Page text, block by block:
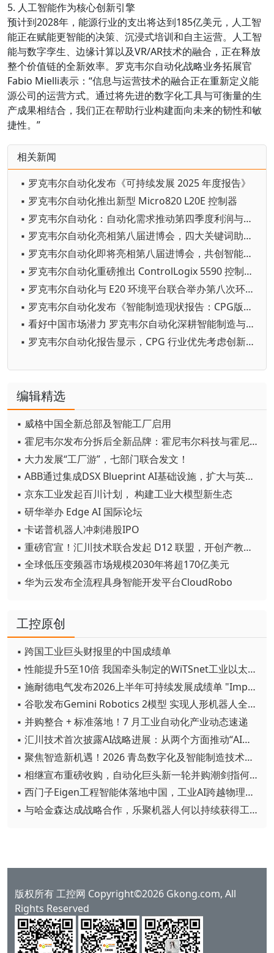
5. 人工智能作为核心创新引擎
预计到2028年，能源行业的支出将达到185亿美元，人工智
能正在赋能更智能的决策、沉浸式培训和自主运营。人工智
能与数字孪生、边缘计算以及VR/AR技术的融合，正在释放
整个价值链的全新效率。罗克韦尔自动化战略业务拓展官
Fabio Mielli表示：“信息与运营技术的融合正在重新定义能
源公司的运营方式。通过将先进的数字化工具与可衡量的生
产成果相结合，我们正在帮助行业构建面向未来的韧性和敏
捷性。”
相关新闻
▪ 罗克韦尔自动化发布《可持续发展 2025 年度报告》
▪ 罗克韦尔自动化推出新型 Micro820 L20E 控制器
▪ 罗克韦尔自动化：自动化需求推动第四季度利润与营收超预期
▪ 罗克韦尔自动化亮相第八届进博会，四大关键词助推新质生产力发展
▪ 罗克韦尔自动化即将亮相第八届进博会，共创智能零碳新未来
▪ 罗克韦尔自动化重磅推出 ControlLogix 5590 控制器，引领工控新时代
▪ 罗克韦尔自动化与 E20 环境平台联合举办第八次环境产业上市公司资本主题沙龙
▪ 罗克韦尔自动化发布《智能制造现状报告：CPG版》：报告显示CPG 行业优先考虑创新而非削减成本
▪ 看好中国市场潜力 罗克韦尔自动化深耕智能制造与新能源领域
▪ 罗克韦尔自动化报告显示，CPG 行业优先考虑创新而非削减成本
编辑精选
▪ 威格中国全新总部及智能工厂启用
▪ 霍尼韦尔发布分拆后全新品牌：霍尼韦尔科技与霍尼韦尔航空航天
▪ 大力发展“工厂游”，七部门联合发文！
▪ ABB通过集成DSX Blueprint AI基础设施，扩大与英伟达的合作
▪ 京东工业发起百川计划， 构建工业大模型新生态
▪ 研华举办 Edge AI 国际论坛
▪ 卡诺普机器人冲刺港股IPO
▪ 重磅官宣！汇川技术联合发起 D12 联盟，开创产教融合新范式
▪ 全球低压变频器市场规模2030年将超170亿美元
▪ 华为云发布全流程具身智能开发平台CloudRobo
工控原创
▪ 跨国工业巨头财报里的中国成绩单
▪ 性能提升5至10倍 我国牵头制定的WiTSnet工业以太网国际标准正式发布
▪ 施耐德电气发布2026上半年可持续发展成绩单 "Impact 2030"路线图开局稳健
▪ 谷歌发布Gemini Robotics 2模型 实现人形机器人全身智能控制突破
▪ 并购整合 + 标准落地！7 月工业自动化产业动态速递
▪ 汇川技术首次披露AI战略进展：从两个方面推动“AI业务化”落地
▪ 聚焦智造新机遇！2026 青岛数字化及智能制造技术论坛圆满落幕
▪ 相继宣布重磅收购，自动化巨头新一轮并购潮剑指何方？
▪ 西门子Eigen工程智能体落地中国，工业AI跨越物理世界“确定性”拐点
▪ 与哈金森达成战略合作，乐聚机器人何以持续获得工业巨头青睐？
版权所有 工控网 Copyright©2026 Gkong.com, All
Rights Reserved